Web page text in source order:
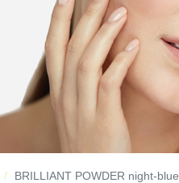
BRILLIANT POWDER night-blue